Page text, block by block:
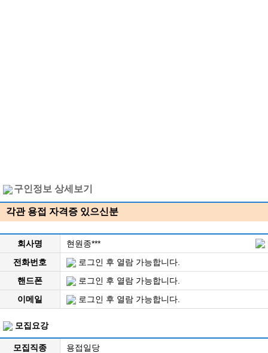
구인정보 상세보기
각관 용접 자격증 있으신분
회사명
현원종***
전화번호
로그인 후 열람 가능합니다.
핸드폰
로그인 후 열람 가능합니다.
이메일
로그인 후 열람 가능합니다.
모집요강
모집직종
용접일당